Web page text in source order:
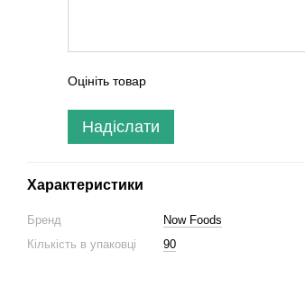
Оцініть товар
Надіслати
Характеристики
Бренд
Now Foods
Кількість в упаковці
90